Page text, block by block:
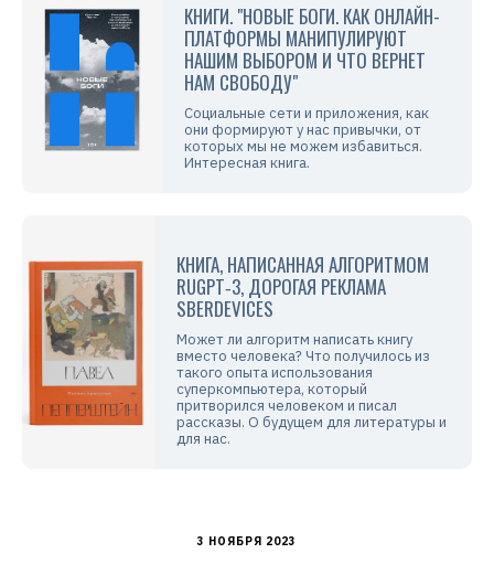
КНИГИ. "НОВЫЕ БОГИ. КАК ОНЛАЙН-
ПЛАТФОРМЫ МАНИПУЛИРУЮТ
НАШИМ ВЫБОРОМ И ЧТО ВЕРНЕТ
НАМ СВОБОДУ"
Социальные сети и приложения, как
они формируют у нас привычки, от
которых мы не можем избавиться.
Интересная книга.
КНИГА, НАПИСАННАЯ АЛГОРИТМОМ
RUGPT‑3, ДОРОГАЯ РЕКЛАМА
SBERDEVICES
Может ли алгоритм написать книгу
вместо человека? Что получилось из
такого опыта использования
суперкомпьютера, который
притворился человеком и писал
рассказы. О будущем для литературы и
для нас.
3 НОЯБРЯ 2023